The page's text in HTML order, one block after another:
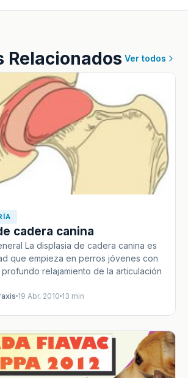
Relacionados Ver todos
cadera canina
La displasia de cadera canina es
que empieza en perros jóvenes con
relajamiento de la articulación
19 Abr, 2010 13 min